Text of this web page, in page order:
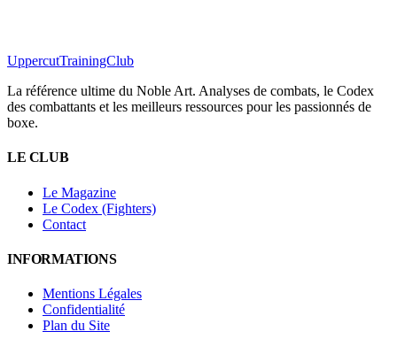
UppercutTrainingClub
La référence ultime du Noble Art. Analyses de combats, le Codex
des combattants et les meilleurs ressources pour les passionnés de
boxe.
LE CLUB
Le Magazine
Le Codex (Fighters)
Contact
INFORMATIONS
Mentions Légales
Confidentialité
Plan du Site